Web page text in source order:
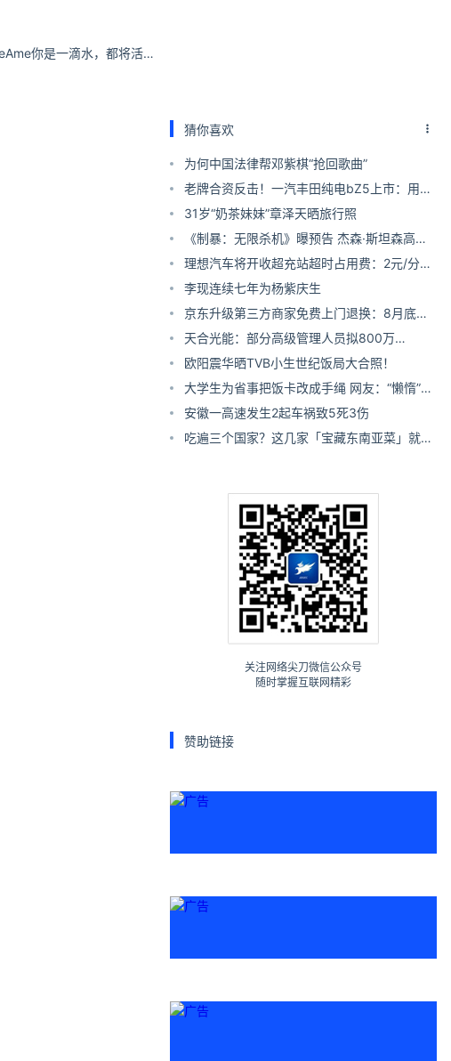
雨波_HaneAme你是一滴水，都将活跃在祖国的海洋！
猜你喜欢
为何中国法律帮邓紫棋“抢回歌曲”
老牌合资反击！一汽丰田纯电bZ5上市：用中
国智驾 12.98万起
31岁“奶茶妹妹”章泽天晒旅行照
《制暴：无限杀机》曝预告 杰森·斯坦森高燃
复仇
理想汽车将开收超充站超时占用费：2元/分钟
单次封顶200元
李现连续七年为杨紫庆生
京东升级第三方商家免费上门退换：8月底正
式上线
天合光能：部分高级管理人员拟800万
元-1200万元增持公司可转债
欧阳震华晒TVB小生世纪饭局大合照！
大学生为省事把饭卡改成手绳 网友：“懒惰”才
是第一生产力
安徽一高速发生2起车祸致5死3伤
吃遍三个国家？这几家「宝藏东南亚菜」就够
关注网络尖刀微信公众号
随时掌握互联网精彩
赞助链接